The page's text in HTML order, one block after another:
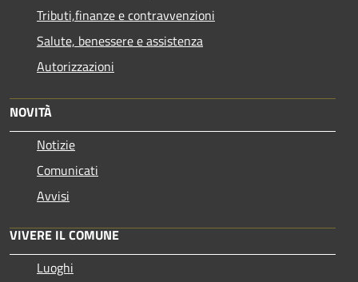
Tributi,finanze e contravvenzioni
Salute, benessere e assistenza
Autorizzazioni
NOVITÀ
Notizie
Comunicati
Avvisi
VIVERE IL COMUNE
Luoghi